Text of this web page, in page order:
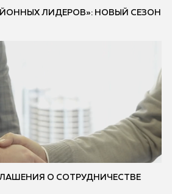
ЛИДЕРОВ»: НОВЫЙ СЕЗОН
О СОТРУДНИЧЕСТВЕ